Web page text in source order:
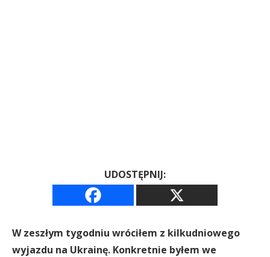
UDOSTĘPNIJ:
W zeszłym tygodniu wróciłem z kilkudniowego
wyjazdu na Ukrainę. Konkretnie byłem we